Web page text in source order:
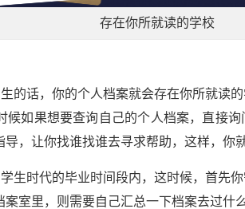
存在你所就读的学校
的话，你的个人档案就会存在你所就读
如果想要查询自己的个人档案，直接
，让你找谁找谁去寻求帮助，这样，你
生时代的毕业时间段内，这时候，首先
室里，则需要自己汇总一下档案去过什